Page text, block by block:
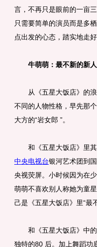
言，不再只是眼前的一亩
只需要简单的演员而是多
点出发的心态，踏实地走
牛萌萌：最不新的新人
从《五星大饭店》的浪
不同的人物性格，早先那
大方的“岩女郎 ”。
和《五星大饭店》里其
中央电视台银河艺术团到
央视荧屏。小时候因为在
萌萌不喜欢别人称她为童
己是《五星大饭店》里“最
和《五星大饭店》中的
独特的80 后。加上舞蹈功